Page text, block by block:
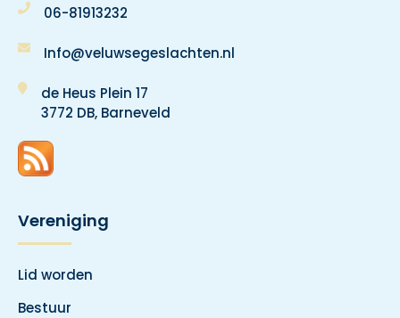
06-81913232
Info@veluwsegeslachten.nl
de Heus Plein 17
3772 DB, Barneveld
Vereniging
Lid worden
Bestuur